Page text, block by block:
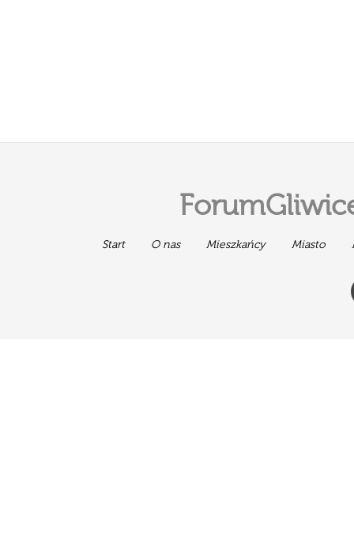
Start O nas Mieszkańcy Miasto